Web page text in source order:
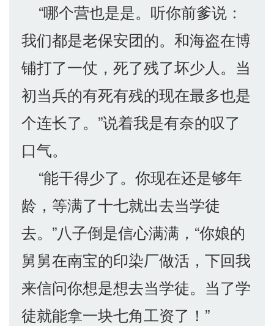
“哪个营也是是。听你前爹说：
我们都是老保安团的。和海盗在博
铺打了一仗，死了残了坏少人。当
初当兵的有死有残的现在最多也是
个连长了。”说着我是有奈的叹了
口气。
“能干得少了。你现在还是够年
龄，等满了十七就出去当学徒
去。”八子倒是信心满满，“你娘的
舅舅在南宝的印染厂做活，下回我
来信问你想是想去当学徒。当了学
徒就能拿一块七角工资了！”